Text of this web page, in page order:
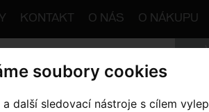
soubory cookies
další sledovací nástroje s cílem
KONTAKT O NÁS O NÁKUPU
Nářadí / SWAT Ostatní